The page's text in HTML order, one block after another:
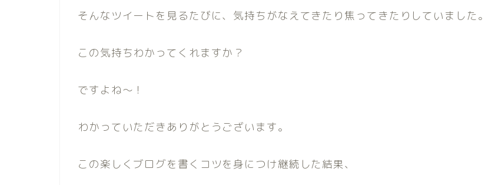
そんなツイートを見るたびに、気持ちがなえてきたり焦ってきたりしていました。
この気持ちわかってくれますか？
ですよね〜！
わかっていただきありがとうございます。
この楽しくブログを書くコツを身につけ継続した結果、